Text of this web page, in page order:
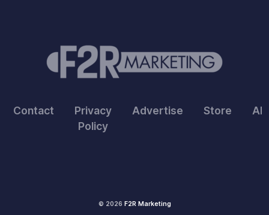
Contact
Privacy
Policy
Advertise Store
© 2026 F2R Marketing